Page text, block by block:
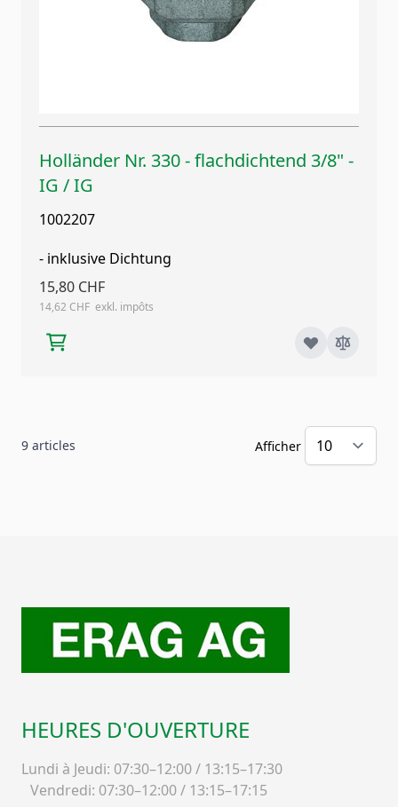
Holländer Nr. 330 - flachdichtend 3/8" -
IG / IG
1002207
- inklusive Dichtung
15,80 CHF
14,62 CHF
9 articles Afficher
HEURES D'OUVERTURE
Lundi à Jeudi: 07:30–12:00 / 13:15–17:30
Vendredi: 07:30–12:00 / 13:15–17:15